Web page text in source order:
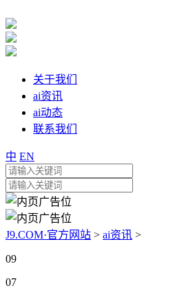
关于我们
ai资讯
ai动态
联系我们
中 EN
J9.COM·官方网站 > ai资讯 >
09
07